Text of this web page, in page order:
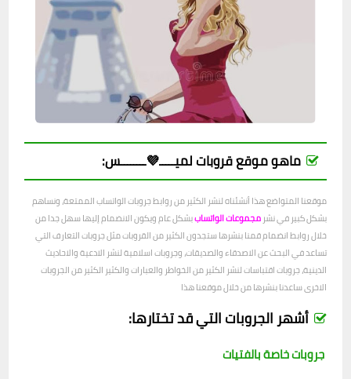
ماهو موقع قروبات لميـــــ💜ــــــــس:
موقعنا المتواضع هذا أنشئناه لنشر الكثير من روابط جروبات الواتساب الممتعة، ونساهم
بشكل كبير في نشر مجموعات الواتساببشكل عام ويكون الانضمام إليها سهل جدا من
خلال روابط انضمام قمنا بنشرها ستجدون الكثير من القروبات مثل جروبات التعارف التي
تساعد في البحث عن الاصدقاء والصديقات، وجروبات اسلامية لنشر الادعية والاحاديث
الدينية، جروبات اقتباسات لنشر الكثير من الخواطر والعبارات والكثير الكثير من الجروبات
الاخرى ساعدنا بنشرها من خلال موقعنا هذا
أشهر الجروبات التي قد تختارها:
جروبات خاصة بالفتيات